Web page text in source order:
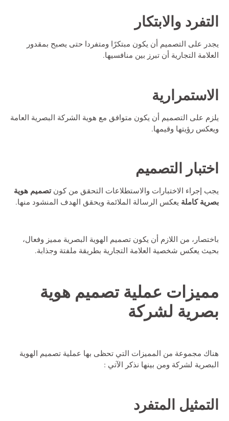
التفرد والابتكار
يجدر على التصميم أن يكون مبتكرًا ومتفردا حتى يصبح بمقدور
العلامة التجارية أن تبرز بين منافسيها.
الاستمرارية
يلزم على التصميم أن يكون متوافق مع هوية الشركة البصرية العامة
ويعكس رؤيتها وقيمها.
اختبار التصميم
يجب إجراء الاختبارات والاستطلاعات التحقق من كونتصميم هوية
بصرية كاملة يعكس الرسالة الملائمة ويحقق الهدف المنشود منها.
باختصار، من اللازم أن يكون تصميم الهوية البصرية مميز وفعال،
بحيث يعكس شخصية العلامة التجارية بطريقة ملفتة وجذابة.
مميزات عملية تصميم هوية
بصرية لشركة
هناك مجموعة من المميزات التي تحظى بها عملية تصميم الهوية
البصرية لشركة ومن بينها نذكر الآتي :
التمثيل المتفرد